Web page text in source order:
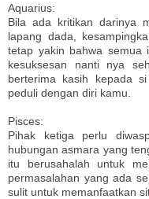
Aquarius:
Bila ada kritikan darinya
lapang dada,
tetap yakin bahwa semua
kesuksesan nanti nya
berterima kasih kepada
peduli dengan diri kamu.
Pisces:
Pihak ketiga perlu
hubungan asmara yang
itu berusahalah untuk
permasalahan yang ada
sulit untuk memanfaatkan